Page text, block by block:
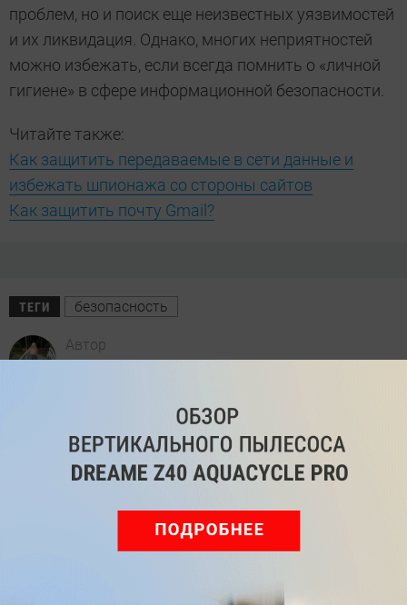
проблем, но и поиск еще неизвестных уязвимостей
и их ликвидация. Однако, многих неприятностей
можно избежать, если всегда помнить о «личной
гигиене» в сфере информационной безопасности.
Читайте также:
Как защитить передаваемые в сети данные и
избежать шпионажа со стороны сайтов
Как защитить почту Gmail?
ТЕГИ безопасность
Автор
устройства» и «Техника для дома»
Была ли статья интересна?
Подпишитесь на рассылку